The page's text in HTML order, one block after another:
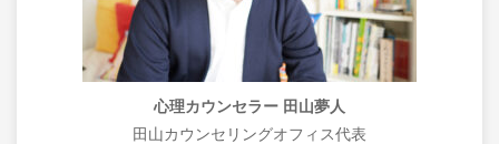
心理カウンセラー 田山夢人
田山カウンセリングオフィス代表